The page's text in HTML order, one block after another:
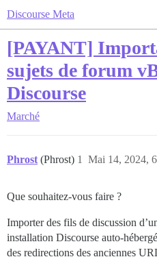
Discourse Meta
[PAYANT]
sujets de forum
Discourse
Marché
Phrost (Phrost) Mai 14, 2024,
1
Que souhaitez-vous faire ?
Importer des fils de discussion
installation Discourse auto-
des redirections des anciennes